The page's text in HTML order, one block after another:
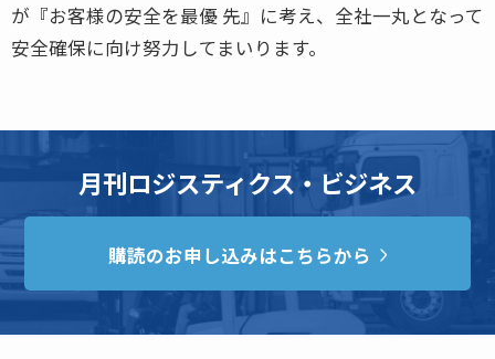
が『お客様の安全を最優 先』に考え、全社一丸となって
安全確保に向け努力してまいります。
月刊ロジスティクス・ビジネス
購読のお申し込みはこちらから